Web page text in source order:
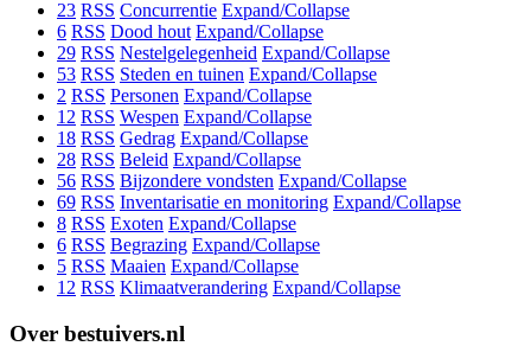
23 RSS Concurrentie Expand/Collapse
6 RSS Dood hout Expand/Collapse
29 RSS Nestelgelegenheid Expand/Collapse
53 RSS Steden en tuinen Expand/Collapse
2 RSS Personen Expand/Collapse
12 RSS Wespen Expand/Collapse
18 RSS Gedrag Expand/Collapse
28 RSS Beleid Expand/Collapse
56 RSS Bijzondere vondsten Expand/Collapse
69 RSS Inventarisatie en monitoring Expand/Collapse
8 RSS Exoten Expand/Collapse
6 RSS Begrazing Expand/Collapse
5 RSS Maaien Expand/Collapse
12 RSS Klimaatverandering Expand/Collapse
Over bestuivers.nl